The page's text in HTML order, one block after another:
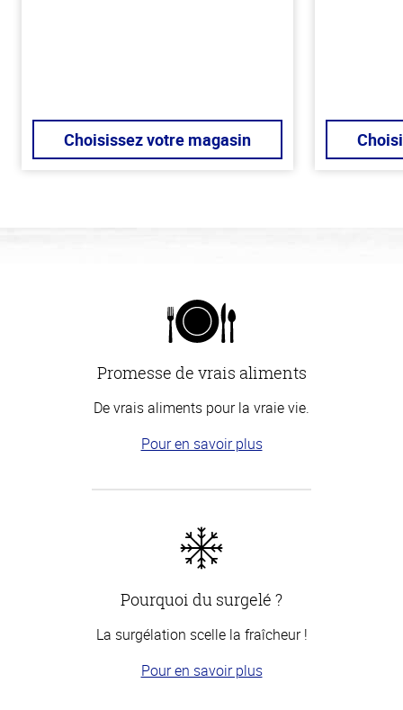
Choisissez votre magasin
Promesse de vrais aliments
De vrais aliments pour la vraie vie.
Pour en savoir plus
Pourquoi du surgelé ?
La surgélation scelle la fraîcheur !
Pour en savoir plus